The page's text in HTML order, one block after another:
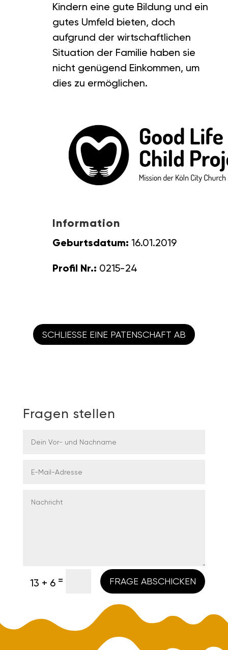
Kindern eine gute Bildung und ein
gutes Umfeld bieten, doch
aufgrund der wirtschaftlichen
Situation der Familie haben sie
nicht genügend Einkommen, um
dies zu ermöglichen.
Information
Geburtsdatum: 16.01.2019
Profil Nr.: 0215-24
SCHLIESSE EINE PATENSCHAFT AB
Fragen stellen
13 + 6 = FRAGE ABSCHICKEN